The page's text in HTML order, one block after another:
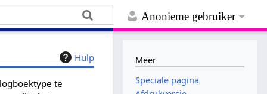
Anonieme gebruiker
Hulp
te
Meer
Speciale pagina